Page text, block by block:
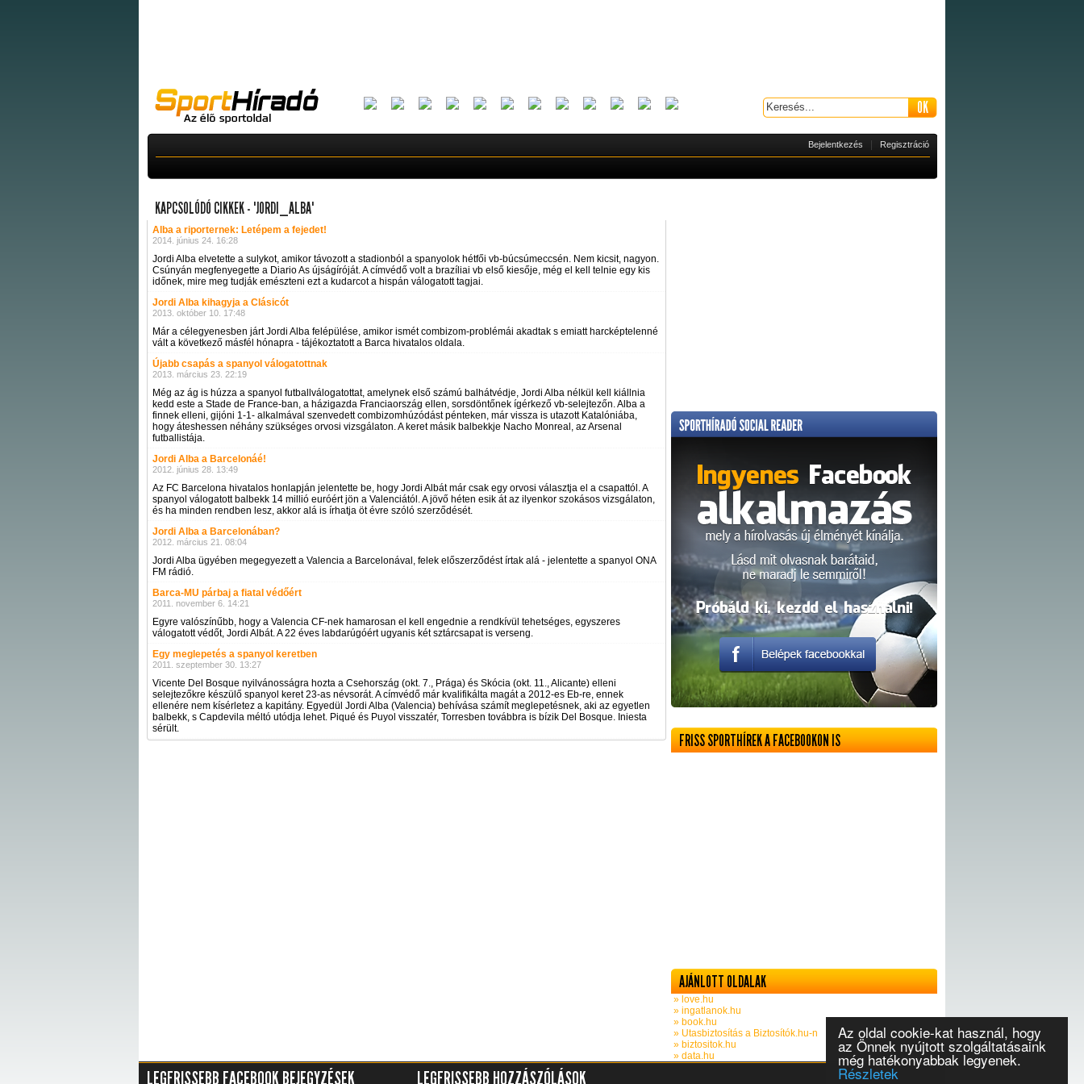
Az oldal cookie-kat használ, hogy
az Önnek nyújtott szolgáltatásaink
még hatékonyabbak legyenek.
Részletek
Bejelentkezés Regisztráció
KAPCSOLÓDÓ CIKKEK - "JORDI_ALBA"
Alba a riporternek: Letépem a fejedet!
2014. június 24. 16:28
Jordi Alba elvetette a sulykot, amikor távozott a stadionból a spanyolok hétfői vb-búcsúmeccsén. Nem kicsit, nagyon.
Csúnyán megfenyegette a Diario As újságíróját. A címvédő volt a brazíliai vb első kiesője, még el kell telnie egy kis
időnek, mire meg tudják emészteni ezt a kudarcot a hispán válogatott tagjai.
Jordi Alba kihagyja a Clásicót
2013. október 10. 17:48
Már a célegyenesben járt Jordi Alba felépülése, amikor ismét combizom-problémái akadtak s emiatt harcképtelenné
vált a következő másfél hónapra - tájékoztatott a Barca hivatalos oldala.
Újabb csapás a spanyol válogatottnak
2013. március 23. 22:19
Még az ág is húzza a spanyol futballválogatottat, amelynek első számú balhátvédje, Jordi Alba nélkül kell kiállnia
kedd este a Stade de France-ban, a házigazda Franciaország ellen, sorsdöntőnek ígérkező vb-selejtezőn. Alba a
finnek elleni, gijóni 1-1- alkalmával szenvedett combizomhúzódást pénteken, már vissza is utazott Katalóniába,
hogy áteshessen néhány szükséges orvosi vizsgálaton. A keret másik balbekkje Nacho Monreal, az Arsenal
futballistája.
Jordi Alba a Barcelonáé!
2012. június 28. 13:49
Az FC Barcelona hivatalos honlapján jelentette be, hogy Jordi Albát már csak egy orvosi választja el a csapattól. A
spanyol válogatott balbekk 14 millió euróért jön a Valenciától. A jövő héten esik át az ilyenkor szokásos vizsgálaton,
és ha minden rendben lesz, akkor alá is írhatja öt évre szóló szerződését.
Jordi Alba a Barcelonában?
2012. március 21. 08:04
Jordi Alba ügyében megegyezett a Valencia a Barcelonával, felek előszerződést írtak alá - jelentette a spanyol ONA
FM rádió.
Barca-MU párbaj a fiatal védőért
2011. november 6. 14:21
Egyre valószínűbb, hogy a Valencia CF-nek hamarosan el kell engednie a rendkívül tehetséges, egyszeres
válogatott védőt, Jordi Albát. A 22 éves labdarúgóért ugyanis két sztárcsapat is verseng.
Egy meglepetés a spanyol keretben
2011. szeptember 30. 13:27
Vicente Del Bosque nyilvánosságra hozta a Csehország (okt. 7., Prága) és Skócia (okt. 11., Alicante) elleni
selejtezőkre készülő spanyol keret 23-as névsorát. A címvédő már kvalifikálta magát a 2012-es Eb-re, ennek
ellenére nem kísérletez a kapitány. Egyedül Jordi Alba (Valencia) behívása számít meglepetésnek, aki az egyetlen
balbekk, s Capdevila méltó utódja lehet. Piqué és Puyol visszatér, Torresben továbbra is bízik Del Bosque. Iniesta
sérült.
FRISS SPORTHÍREK A FACEBOOKON IS
AJÁNLOTT OLDALAK
» love.hu
» ingatlanok.hu
» book.hu
» Utasbiztosítás a Biztosítók.hu-n
» biztositok.hu
» data.hu
LEGFRISSEBB FACEBOOK BEJEGYZÉSEK LEGFRISSEBB HOZZÁSZÓLÁSOK